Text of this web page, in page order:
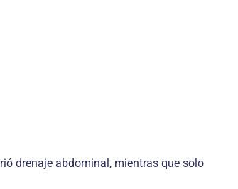
drenaje abdominal, mientras que solo